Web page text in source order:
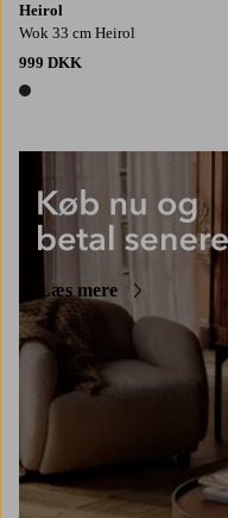
Heirol
Wok 33 cm Heirol
999 DKK
1 farve
Læs mere